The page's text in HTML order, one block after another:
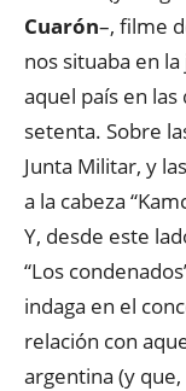
Cuarón–, filme
nos situaba en
aquel país en las
setenta. Sobre
Junta Militar, y
a la cabeza
Y, desde este
“Los
indaga en el
relación con
argentina (y